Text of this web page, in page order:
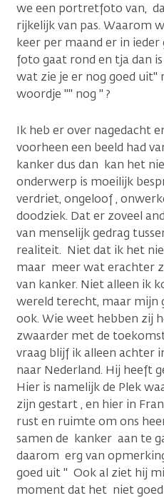
we een portretfoto van,
rijkelijk van pas. Waarom
keer per maand er in
foto gaat rond en tja dan
wat zie je er nog goed
woordje "" nog " ?
Ik heb er over nagedacht
voorheen een beeld had
kanker dus dan kan het
onderwerp is moeilijk
verdriet, ongeloof ,
doodziek. Dat er zoveel
van menselijk gedrag
realiteit. Niet dat ik het
maar meer wat erachter
van kanker. Niet alleen ik
wereld terecht, maar mijn
ook. Wie weet hebben zij
zwaarder met de
vraag blijf ik alleen achter
naar Nederland. Hij heeft
Hier is namelijk de Plek
zijn gestart , en hier in
rust en ruimte om ons
samen de kanker aan te
daarom erg van
goed uit '' Ook al ziet hij
moment dat het niet